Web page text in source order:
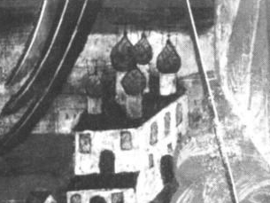
Наследники